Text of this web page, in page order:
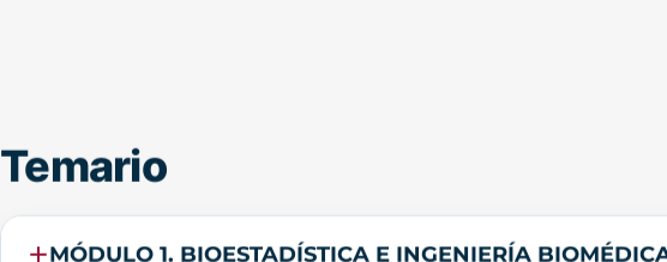
Temario
MÓDULO 1. BIOESTADÍSTICA E INGENIERÍA BIOMÉDICA